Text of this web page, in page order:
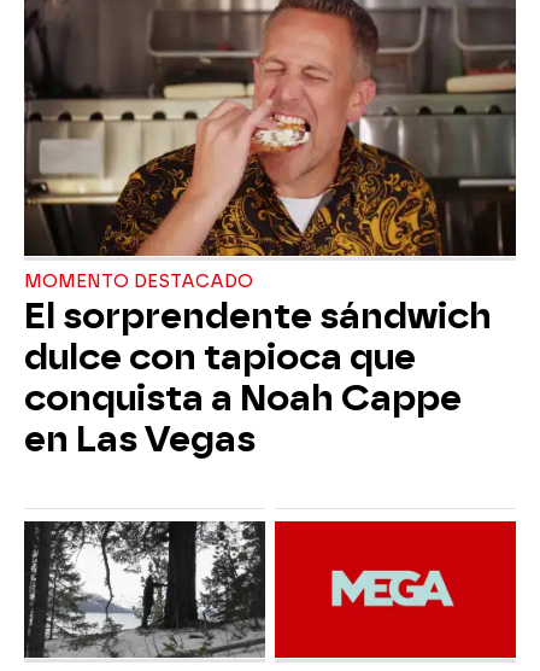
MOMENTO DESTACADO
El sorprendente sándwich
dulce con tapioca que
conquista a Noah Cappe
en Las Vegas